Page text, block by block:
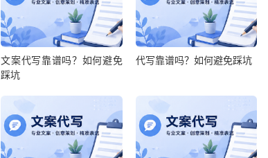
文案代写靠谱吗？如何避免
踩坑
代写靠谱吗？如何避免踩坑